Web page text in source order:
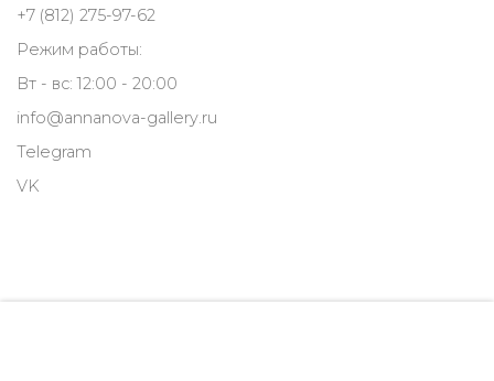
+7 (812) 275-97-62
Режим работы:
Вт - вс: 12:00 - 20:00
info@annanova-gallery.ru
Telegram
VK